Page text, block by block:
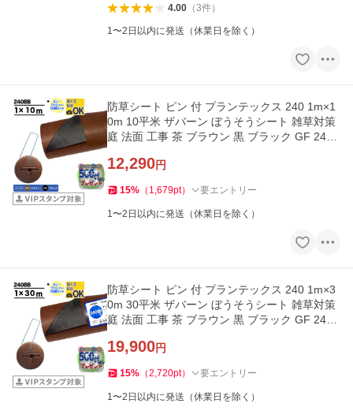
4.00（3件）
1〜2日以内に発送（休業日を除く）
防草シート ピン 付 プランテックス 240 1m×1
0m 10平米 ザバーン ぼうそうシート 雑草対策
庭 法面 工事 茶 ブラウン 黒 ブラック GF 240B
12,290円
15% （ 1,679pt） 要エントリー
1〜2日以内に発送（休業日を除く）
防草シート ピン 付 プランテックス 240 1m×3
0m 30平米 ザバーン ぼうそうシート 雑草対策
庭 法面 工事 茶 ブラウン 黒 ブラック GF 240B
19,900円
15% （2,720pt） 要エントリー
1〜2日以内に発送（休業日を除く）